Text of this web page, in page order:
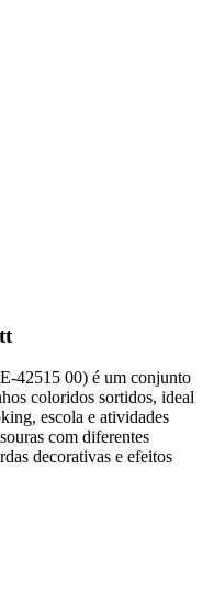
42515 00) é um conjunto
coloridos sortidos, ideal
escola e atividades
com diferentes
decorativas e efeitos